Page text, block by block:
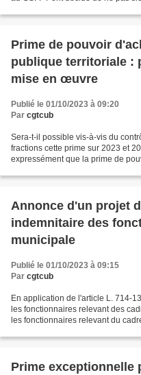
Prime de pouvoir
publique territoriale :
mise en œuvre
Publié le 01/10/2023 à 09:20
Par cgtcub
Sera-t-il possible vis-à-vis du
fractions cette prime sur 2023 et
expressément que la prime de
Annonce d'un projet
indemnitaire des
municipale
Publié le 01/10/2023 à 09:15
Par cgtcub
En application de l'article L. 714-
les fonctionnaires relevant des
les fonctionnaires relevant du
Prime exceptionnelle